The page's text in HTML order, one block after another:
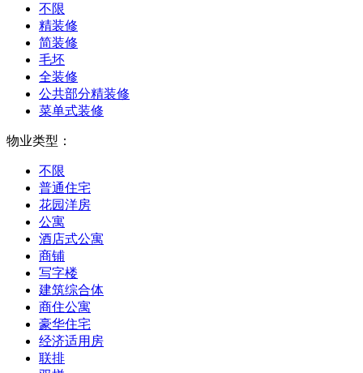
不限
精装修
简装修
毛坯
全装修
公共部分精装修
菜单式装修
物业类型：
不限
普通住宅
花园洋房
公寓
酒店式公寓
商铺
写字楼
建筑综合体
商住公寓
豪华住宅
经济适用房
联排